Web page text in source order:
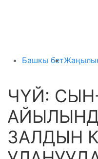
Башкы бет
ЧҮЙ:
ЗАЛДЫН